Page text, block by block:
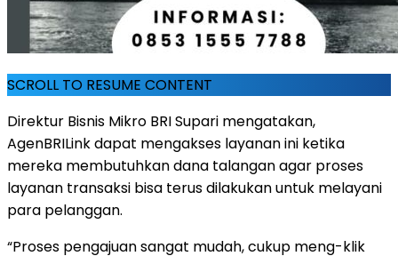
SCROLL TO RESUME CONTENT
Direktur Bisnis Mikro BRI Supari mengatakan,
AgenBRILink dapat mengakses layanan ini ketika
mereka membutuhkan dana talangan agar proses
layanan transaksi bisa terus dilakukan untuk melayani
para pelanggan.
“Proses pengajuan sangat mudah, cukup meng-klik